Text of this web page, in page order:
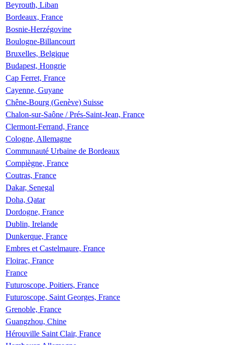
Beyrouth, Liban
Bordeaux, France
Bosnie-Herzégovine
Boulogne-Billancourt
Bruxelles, Belgique
Budapest, Hongrie
Cap Ferret, France
Cayenne, Guyane
Chêne-Bourg (Genève) Suisse
Chalon-sur-Saône / Prés-Saint-Jean, France
Clermont-Ferrand, France
Cologne, Allemagne
Communauté Urbaine de Bordeaux
Compiègne, France
Coutras, France
Dakar, Senegal
Doha, Qatar
Dordogne, France
Dublin, Irelande
Dunkerque, France
Embres et Castelmaure, France
Floirac, France
France
Futuroscope, Poitiers, France
Futuroscope, Saint Georges, France
Grenoble, France
Guangzhou, Chine
Hérouville Saint Clair, France